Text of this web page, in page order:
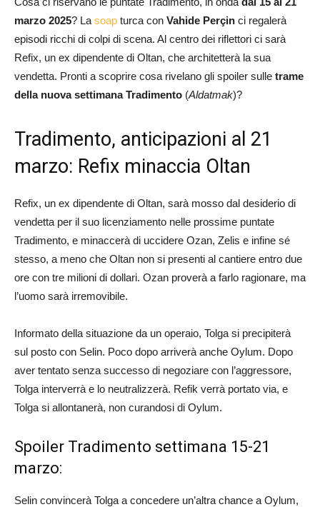
marzo 2025? La soap turca con Vahide Perçin ci regalerà
episodi ricchi di colpi di scena. Al centro dei riflettori ci sarà
Refix, un ex dipendente di Oltan, che architetterà la sua
vendetta. Pronti a scoprire cosa rivelano gli spoiler sulle trame
della nuova settimana Tradimento (Aldatmak)?
Tradimento, anticipazioni al 21
marzo: Refix minaccia Oltan
Refix, un ex dipendente di Oltan, sarà mosso dal desiderio di
vendetta per il suo licenziamento nelle prossime puntate
Tradimento, e minaccerà di uccidere Ozan, Zelis e infine sé
stesso, a meno che Oltan non si presenti al cantiere entro due
ore con tre milioni di dollari. Ozan proverà a farlo ragionare, ma
l’uomo sarà irremovibile.
Informato della situazione da un operaio, Tolga si precipiterà
sul posto con Selin. Poco dopo arriverà anche Oylum. Dopo
aver tentato senza successo di negoziare con l’aggressore,
Tolga interverrà e lo neutralizzerà. Refik verrà portato via, e
Tolga si allontanerà, non curandosi di Oylum.
Spoiler Tradimento settimana 15-21
marzo:
Selin convincerà Tolga a concedere un’altra chance a Oylum,